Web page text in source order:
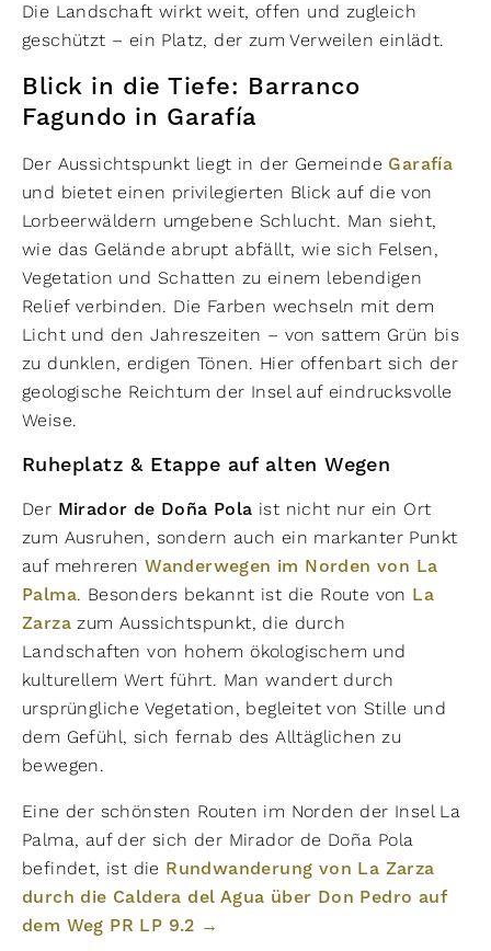
Die Landschaft wirkt weit, offen und zugleich
geschützt – ein Platz, der zum Verweilen einlädt.
Blick in die Tiefe: Barranco
Fagundo in Garafía
Der Aussichtspunkt liegt in der Gemeinde Garafía
und bietet einen privilegierten Blick auf die von
Lorbeerwäldern umgebene Schlucht. Man sieht,
wie das Gelände abrupt abfällt, wie sich Felsen,
Vegetation und Schatten zu einem lebendigen
Relief verbinden. Die Farben wechseln mit dem
Licht und den Jahreszeiten – von sattem Grün bis
zu dunklen, erdigen Tönen. Hier offenbart sich der
geologische Reichtum der Insel auf eindrucksvolle
Weise.
Ruheplatz & Etappe auf alten Wegen
Der Mirador de Doña Pola ist nicht nur ein Ort
zum Ausruhen, sondern auch ein markanter Punkt
auf mehrerenWanderwegen im Norden von La
Palma. Besonders bekannt ist die Route von La
Zarza zum Aussichtspunkt, die durch
Landschaften von hohem ökologischem und
kulturellem Wert führt. Man wandert durch
ursprüngliche Vegetation, begleitet von Stille und
dem Gefühl, sich fernab des Alltäglichen zu
bewegen.
Eine der schönsten Routen im Norden der Insel La
Palma, auf der sich der Mirador de Doña Pola
befindet, ist die Rundwanderung von La Zarza
durch die Caldera del Agua über Don Pedro auf
dem Weg PR LP 9.2 →